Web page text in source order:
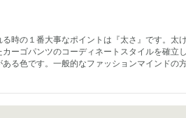
時の１番大事なポイントは『太さ』です。
ゴパンツのコーディネートスタイルを確立
色です。一般的なファッションマインドの